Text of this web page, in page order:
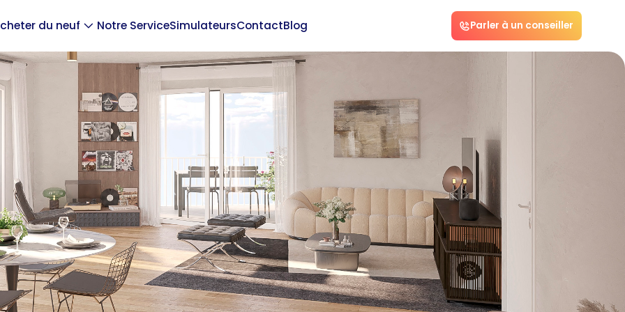
du neuf Notre ServiceSimulateursContactBlog Parler à un conseiller